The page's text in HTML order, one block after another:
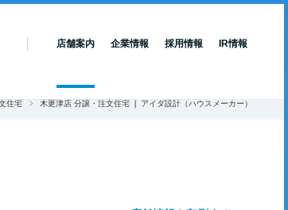
店舗案内 企業情報 採用情報 IR情報
住宅 木更津店 分譲・注文住宅 ❘ アイダ設計（ハウスメーカー）